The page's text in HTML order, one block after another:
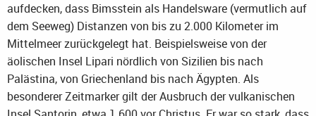
aufdecken, dass Bimsstein als Handelsware (vermutlich auf
dem Seeweg) Distanzen von bis zu 2.000 Kilometer im
Mittelmeer zurückgelegt hat. Beispielsweise von der
äolischen Insel Lipari nördlich von Sizilien bis nach
Palästina, von Griechenland bis nach Ägypten. Als
besonderer Zeitmarker gilt der Ausbruch der vulkanischen